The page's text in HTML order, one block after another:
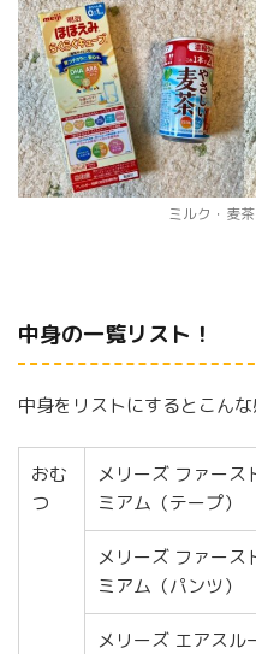
ミルク・麦
中身の一覧リスト！
中身をリストにするとこんな
おむ
つ
メリーズ ファース
ミアム（テープ）
メリーズ ファース
ミアム（パンツ）
メリーズ エアスル